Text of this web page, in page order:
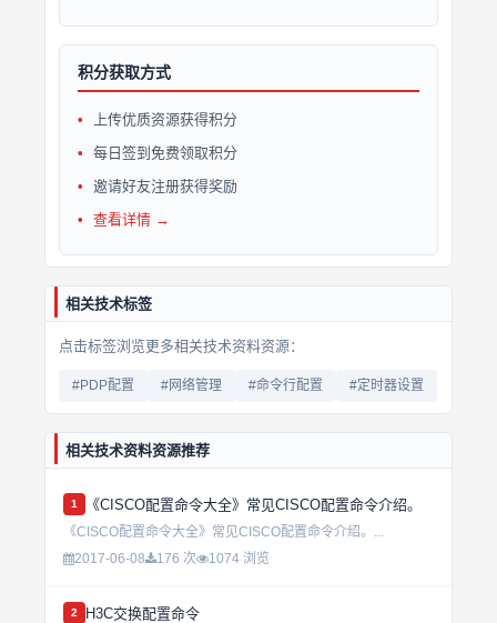
积分获取方式
上传优质资源获得积分
每日签到免费领取积分
邀请好友注册获得奖励
查看详情 →
相关技术标签
点击标签浏览更多相关技术资料资源：
#PDP配置 #网络管理 #命令行配置 #定时器设置
相关技术资料资源推荐
1 《CISCO配置命令大全》常见CISCO配置命令介绍。
《CISCO配置命令大全》常见CISCO配置命令介绍。...
2017-06-08
176 次 1074 浏览
2 H3C交换配置命令